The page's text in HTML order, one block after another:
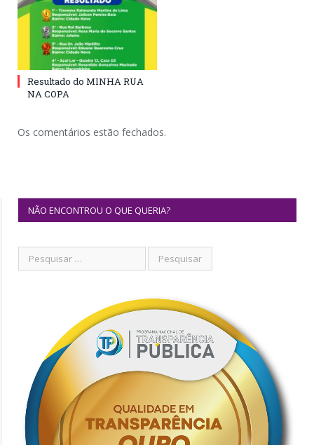
Resultado do MINHA RUA
NA COPA
Os comentários estão fechados.
NÃO ENCONTROU O QUE QUERIA?